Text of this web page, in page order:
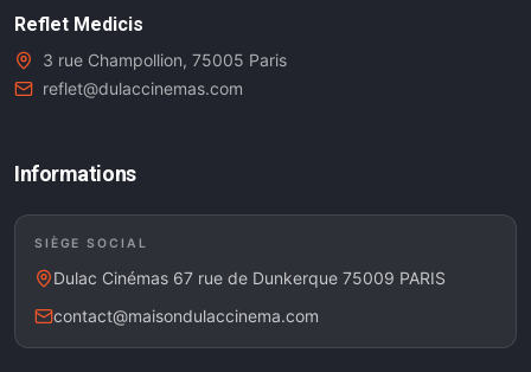
Reflet Medicis
3 rue Champollion, 75005 Paris
reflet@dulaccinemas.com
Informations
SIÈGE SOCIAL
Dulac Cinémas 67 rue de Dunkerque 75009 PARIS
contact@maisondulaccinema.com